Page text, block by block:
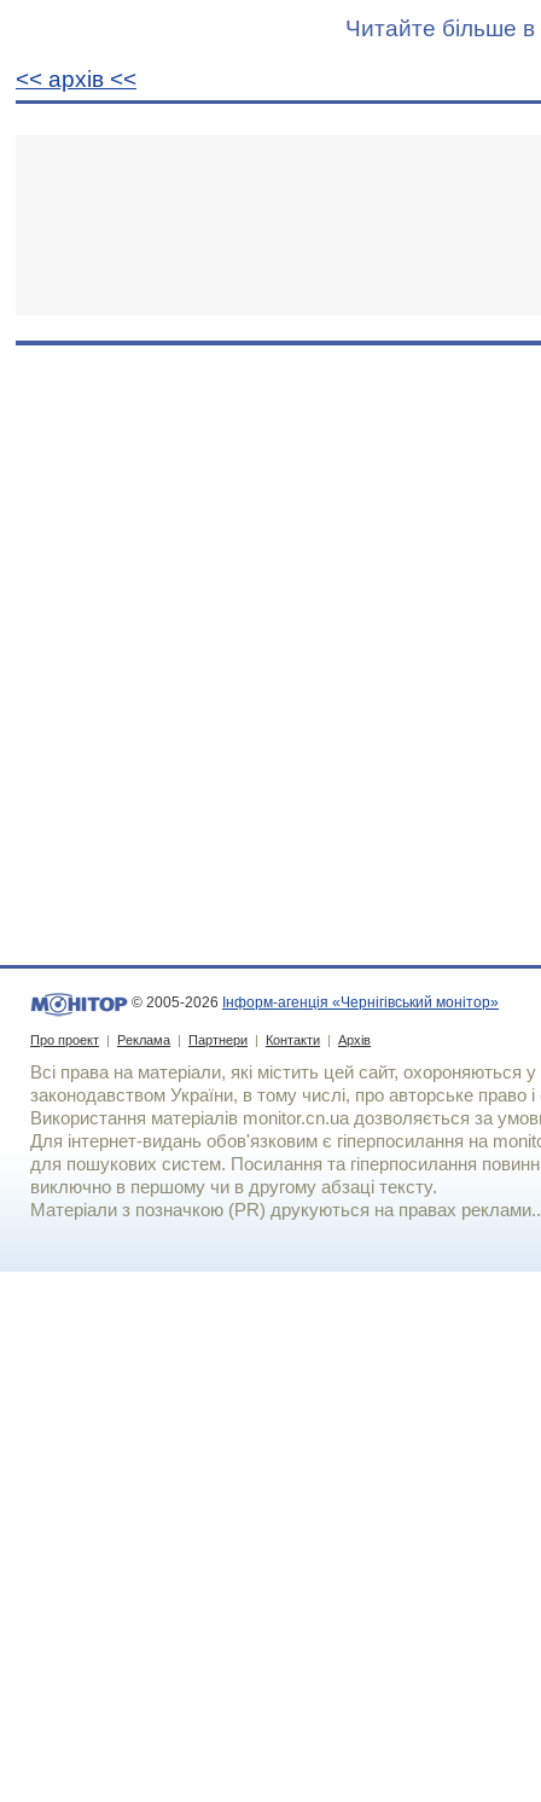
Читайте більше в
<< архiв <<
© 2005-2026 Інформ-агенція «Чернігівський монітор»
Про проект | Реклама | Партнери | Контакти | Архів
Всі права на матеріали, які містить цей сайт, охороняються у
законодавством України, в тому числі, про авторське право і
Використання матерiалiв monitor.cn.ua дозволяється за
Для iнтернет-видань обов'язковим є гiперпосилання на
для пошукових систем. Посилання та гіперпосилання
виключно в першому чи в другому абзаці тексту.
Матеріали з позначкою (PR) друкуються на правах реклами..